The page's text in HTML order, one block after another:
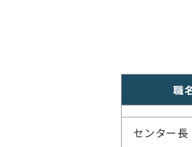
職
センター長